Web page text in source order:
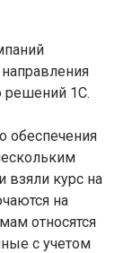
решений 1С.
обеспечения
взяли курс на
на
относятся
с учетом